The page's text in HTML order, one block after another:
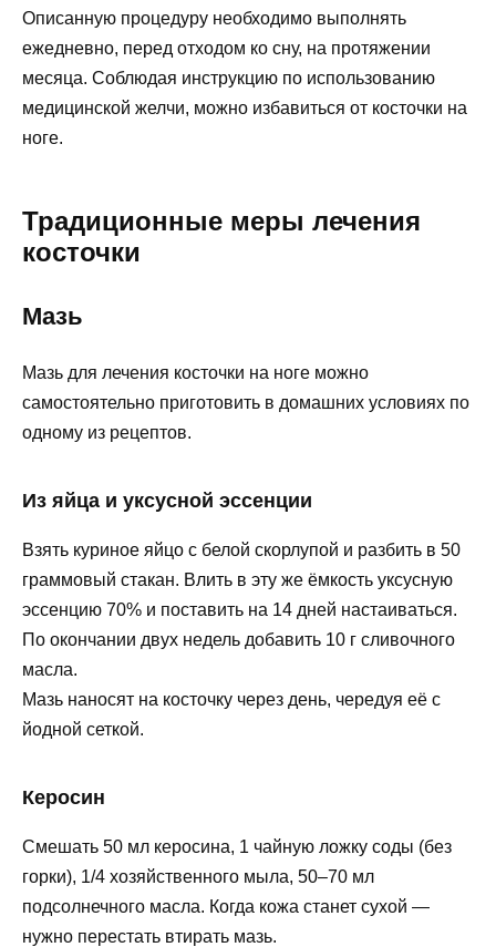
Описанную процедуру необходимо выполнять
ежедневно, перед отходом ко сну, на протяжении
месяца. Соблюдая инструкцию по использованию
медицинской желчи, можно избавиться от косточки на
ноге.
Традиционные меры лечения
косточки
Мазь
Мазь для лечения косточки на ноге можно
самостоятельно приготовить в домашних условиях по
одному из рецептов.
Из яйца и уксусной эссенции
Взять куриное яйцо с белой скорлупой и разбить в 50
граммовый стакан. Влить в эту же ёмкость уксусную
эссенцию 70% и поставить на 14 дней настаиваться.
По окончании двух недель добавить 10 г сливочного
масла.
Мазь наносят на косточку через день, чередуя её с
йодной сеткой.
Керосин
Смешать 50 мл керосина, 1 чайную ложку соды (без
горки), 1/4 хозяйственного мыла, 50–70 мл
подсолнечного масла. Когда кожа станет сухой —
нужно перестать втирать мазь.